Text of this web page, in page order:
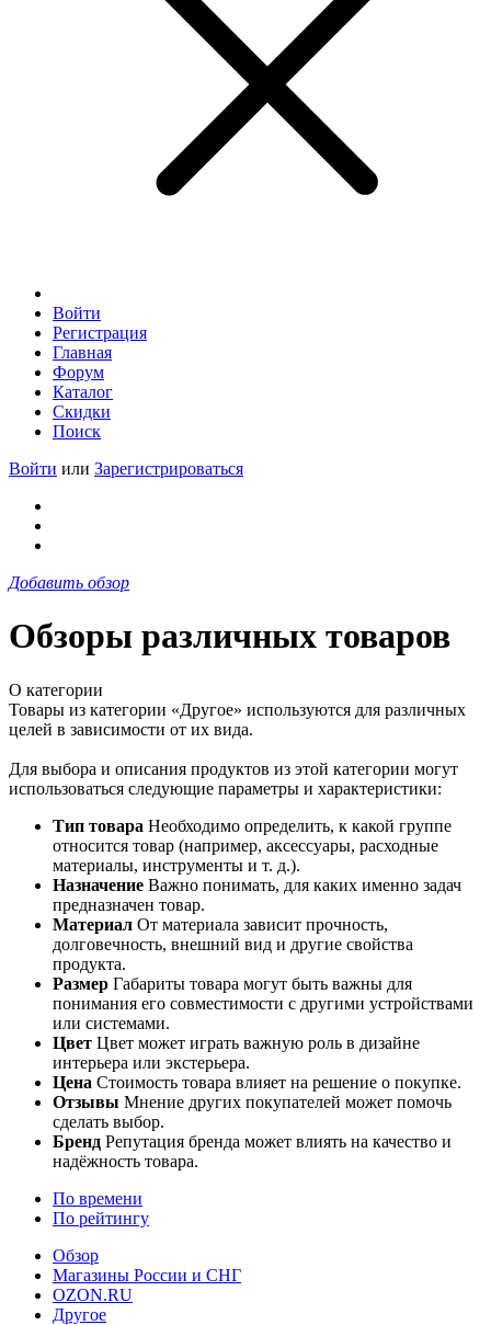
Войти
Регистрация
Главная
Форум
Каталог
Скидки
Поиск
Войти или Зарегистрироваться
Добавить обзор
Обзоры различных товаров
О категории
Товары из категории «Другое» используются для различных
целей в зависимости от их вида.
Для выбора и описания продуктов из этой категории могут
использоваться следующие параметры и характеристики:
Тип товара Необходимо определить, к какой группе
относится товар (например, аксессуары, расходные
материалы, инструменты и т. д.).
Назначение Важно понимать, для каких именно задач
предназначен товар.
Материал От материала зависит прочность,
долговечность, внешний вид и другие свойства
продукта.
Размер Габариты товара могут быть важны для
понимания его совместимости с другими устройствами
или системами.
Цвет Цвет может играть важную роль в дизайне
интерьера или экстерьера.
Цена Стоимость товара влияет на решение о покупке.
Отзывы Мнение других покупателей может помочь
сделать выбор.
Бренд Репутация бренда может влиять на качество и
надёжность товара.
По времени
По рейтингу
Обзор
Магазины России и СНГ
OZON.RU
Другое